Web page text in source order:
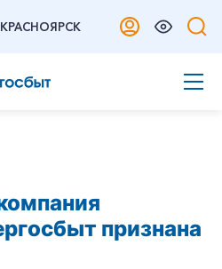
КРАСНОЯРСК
признана